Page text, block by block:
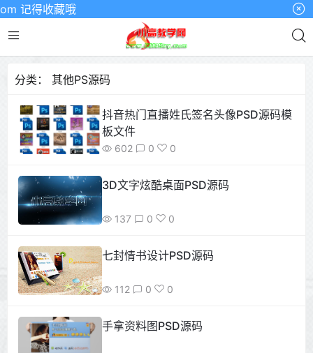
得收藏哦
分类： 其他PS源码
抖音热门直播姓氏签名头像PSD源码模
板文件
602 0 0
3D文字炫酷桌面PSD源码
137 0 0
七封情书设计PSD源码
112 0 0
手拿资料图PSD源码